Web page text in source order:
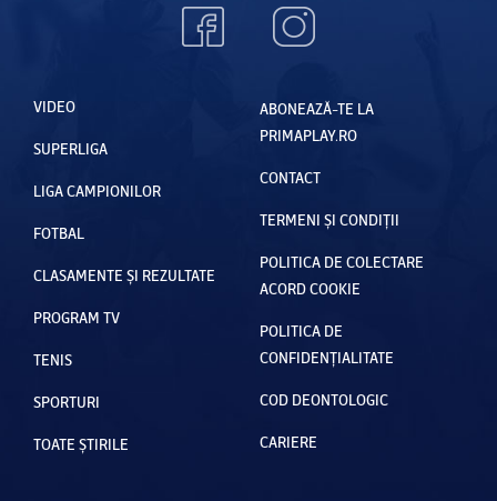
VIDEO
SUPERLIGA
LIGA CAMPIONILOR
FOTBAL
CLASAMENTE ȘI REZULTATE
PROGRAM TV
TENIS
SPORTURI
TOATE ȘTIRILE
ABONEAZĂ-TE LA
PRIMAPLAY.RO
CONTACT
TERMENI ȘI CONDIȚII
POLITICA DE COLECTARE
ACORD COOKIE
POLITICA DE
CONFIDENȚIALITATE
COD DEONTOLOGIC
CARIERE